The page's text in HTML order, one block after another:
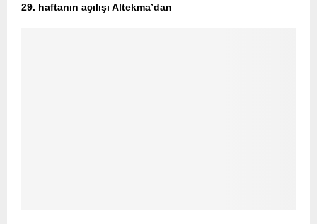
29. haftanın açılışı Altekma’dan